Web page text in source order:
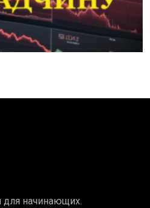
для начинающих.